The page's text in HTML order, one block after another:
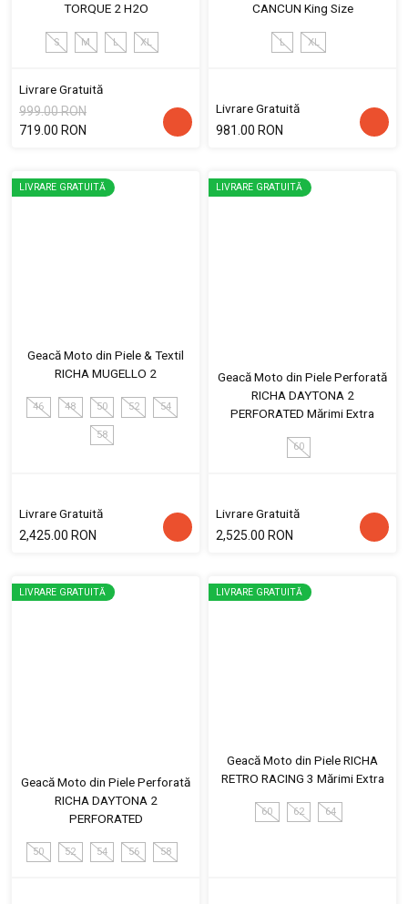
TORQUE 2 H2O
S M L XL
Livrare Gratuită
999.00 RON
719.00 RON
CANCUN King Size
L XL
Livrare Gratuită
981.00 RON
LIVRARE GRATUITĂ
Geacă Moto din Piele & Textil
RICHA MUGELLO 2
46 48 50 52 54
58
Livrare Gratuită
2,425.00 RON
LIVRARE GRATUITĂ
Geacă Moto din Piele Perforată
RICHA DAYTONA 2
PERFORATED Mărimi Extra
60
Livrare Gratuită
2,525.00 RON
LIVRARE GRATUITĂ
Geacă Moto din Piele Perforată
RICHA DAYTONA 2
PERFORATED
50 52 54 56 58
LIVRARE GRATUITĂ
Geacă Moto din Piele RICHA
RETRO RACING 3 Mărimi Extra
60 62 64